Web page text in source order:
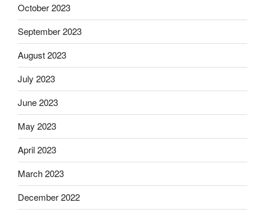
October 2023
September 2023
August 2023
July 2023
June 2023
May 2023
April 2023
March 2023
December 2022